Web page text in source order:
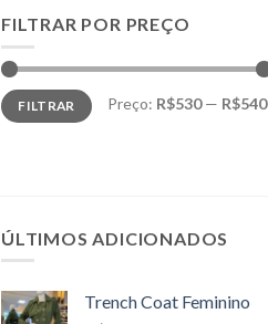
FILTRAR POR PREÇO
Preço
mínimo
Preço
máximo
FILTRAR Preço: R$530— R$540
ÚLTIMOS ADICIONADOS
Trench Coat Feminino